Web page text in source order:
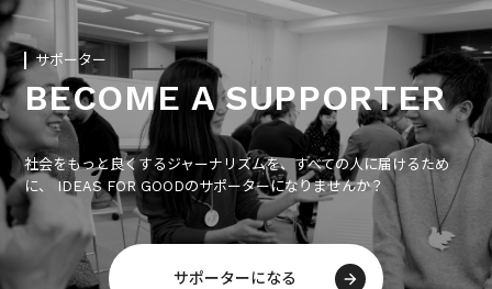
サポーター
BECOME A SUPPORTER
社会をもっと良くするジャーナリズムを、すべての人に届けるため
に、 IDEAS FOR GOODのサポーターになりませんか？
サポーターになる